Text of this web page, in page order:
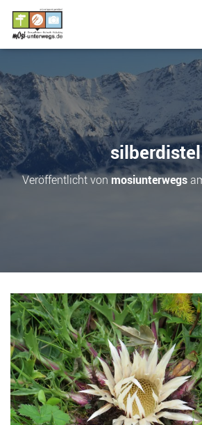
silberdistel
Veröffentlicht vonmosiunterwegs